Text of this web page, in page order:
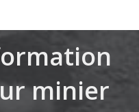
minier